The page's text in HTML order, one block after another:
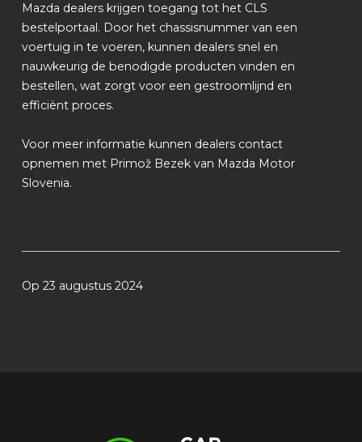
Mazda dealers krijgen toegang tot het CLS
bestelportaal. Door het chassisnummer van een
voertuig in te voeren, kunnen dealers snel en
nauwkeurig de benodigde producten vinden en
bestellen, wat zorgt voor een gestroomlijnd en
efficiënt proces.
Voor meer informatie kunnen dealers contact
opnemen met Primož Bezek van Mazda Motor
Slovenia.
Op 23 augustus 2024